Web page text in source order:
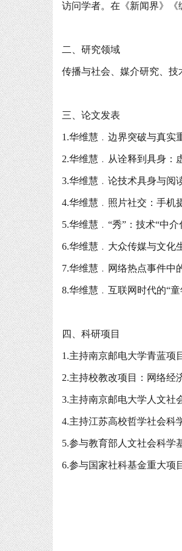
访问学者。在《新闻界》《
二、研究领域
传播与社会、媒介研究、技
三、论文发表
1.华维慧﹒边界突破与真实
2.华维慧﹒从诠释到具身：
3.华维慧﹒论技术具身与阅
4.华维慧﹒照片社交：手机
5.华维慧﹒“秀”：技术“中
6.华维慧﹒大众传媒与文化
7.华维慧﹒网络热点事件中
8.华维慧﹒互联网时代的“童
四、科研项目
1.主持南京邮电大学青蓝项
2.主持校教改项目：网络经
3.主持南京邮电大学人文社
4.主持江苏高校哲学社会科
5.参与教育部人文社会科学
6.参与国家社科基金重大项